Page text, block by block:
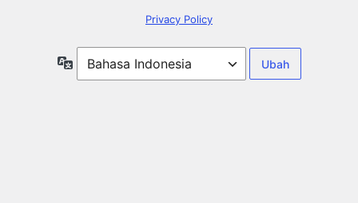
Privacy Policy
Bahasa